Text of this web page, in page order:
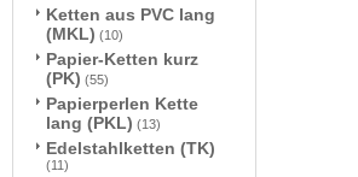
Ketten aus PVC lang
(MKL) (10)
Papier-Ketten kurz
(PK) (55)
Papierperlen Kette
lang (PKL) (13)
Edelstahlketten (TK)
(11)